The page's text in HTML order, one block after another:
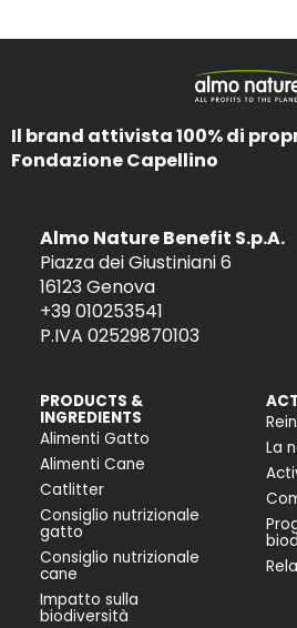
Il brand attivista 100% di
Fondazione Capellino
Almo Nature Benefit S.p.A.
Piazza dei Giustiniani 6
16123 Genova
+39 010253541
P.IVA 02529870103
PRODUCTS &
INGREDIENTS
Alimenti Gatto
Alimenti Cane
Catlitter
Consiglio nutrizionale
gatto
Consiglio nutrizionale
cane
Impatto sulla
biodiversità
La